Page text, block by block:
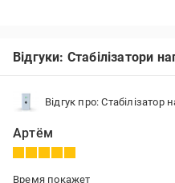
Відгуки: Стабілізатори
Відгук про:
Артём
Время покажет